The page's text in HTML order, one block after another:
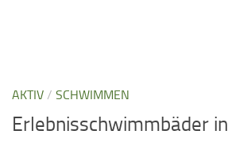
AKTIV / SCHWIMMEN
Erlebnisschwimmbäder